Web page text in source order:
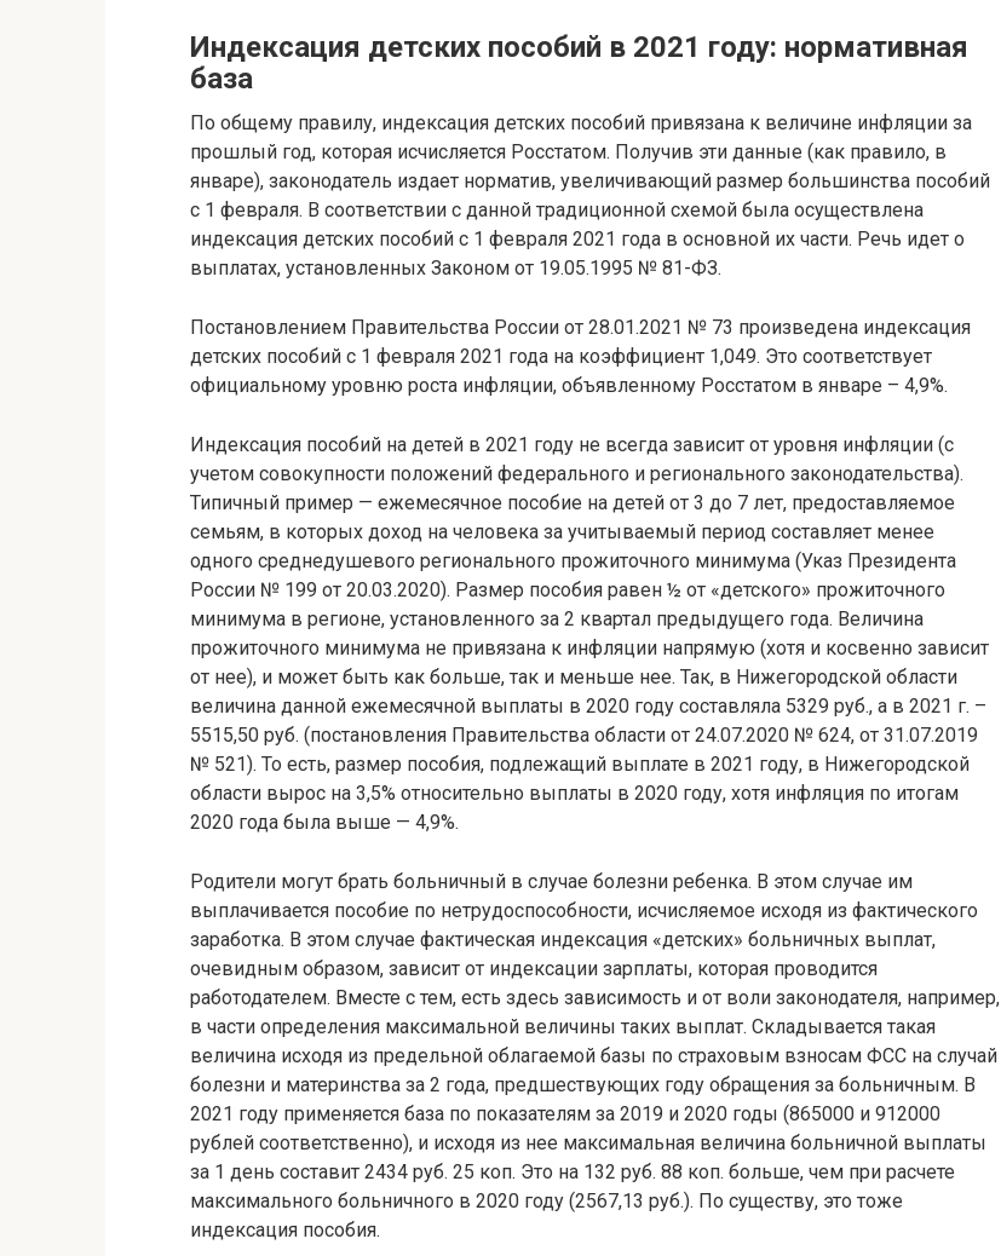
Индексация детских пособий в 2021 году: нормативная
база
По общему правилу, индексация детских пособий привязана к величине инфляции за
прошлый год, которая исчисляется Росстатом. Получив эти данные (как правило, в
январе), законодатель издает норматив, увеличивающий размер большинства пособий
с 1 февраля. В соответствии с данной традиционной схемой была осуществлена
индексация детских пособий с 1 февраля 2021 года в основной их части. Речь идет о
выплатах, установленных Законом от 19.05.1995 № 81-ФЗ.
Постановлением Правительства России от 28.01.2021 № 73 произведена индексация
детских пособий с 1 февраля 2021 года на коэффициент 1,049. Это соответствует
официальному уровню роста инфляции, объявленному Росстатом в январе – 4,9%.
Индексация пособий на детей в 2021 году не всегда зависит от уровня инфляции (c
учетом совокупности положений федерального и регионального законодательства).
Типичный пример — ежемесячное пособие на детей от 3 до 7 лет, предоставляемое
семьям, в которых доход на человека за учитываемый период составляет менее
одного среднедушевого регионального прожиточного минимума (Указ Президента
России № 199 от 20.03.2020). Размер пособия равен ½ от «детского» прожиточного
минимума в регионе, установленного за 2 квартал предыдущего года. Величина
прожиточного минимума не привязана к инфляции напрямую (хотя и косвенно зависит
от нее), и может быть как больше, так и меньше нее. Так, в Нижегородской области
величина данной ежемесячной выплаты в 2020 году составляла 5329 руб., а в 2021 г. –
5515,50 руб. (постановления Правительства области от 24.07.2020 № 624, от 31.07.2019
№ 521). То есть, размер пособия, подлежащий выплате в 2021 году, в Нижегородской
области вырос на 3,5% относительно выплаты в 2020 году, хотя инфляция по итогам
2020 года была выше — 4,9%.
Родители могут брать больничный в случае болезни ребенка. В этом случае им
выплачивается пособие по нетрудоспособности, исчисляемое исходя из фактического
заработка. В этом случае фактическая индексация «детских» больничных выплат,
очевидным образом, зависит от индексации зарплаты, которая проводится
работодателем. Вместе с тем, есть здесь зависимость и от воли законодателя, например,
в части определения максимальной величины таких выплат. Складывается такая
величина исходя из предельной облагаемой базы по страховым взносам ФСС на случай
болезни и материнства за 2 года, предшествующих году обращения за больничным. В
2021 году применяется база по показателям за 2019 и 2020 годы (865000 и 912000
рублей соответственно), и исходя из нее максимальная величина больничной выплаты
за 1 день составит 2434 руб. 25 коп. Это на 132 руб. 88 коп. больше, чем при расчете
максимального больничного в 2020 году (2567,13 руб.). По существу, это тоже
индексация пособия.